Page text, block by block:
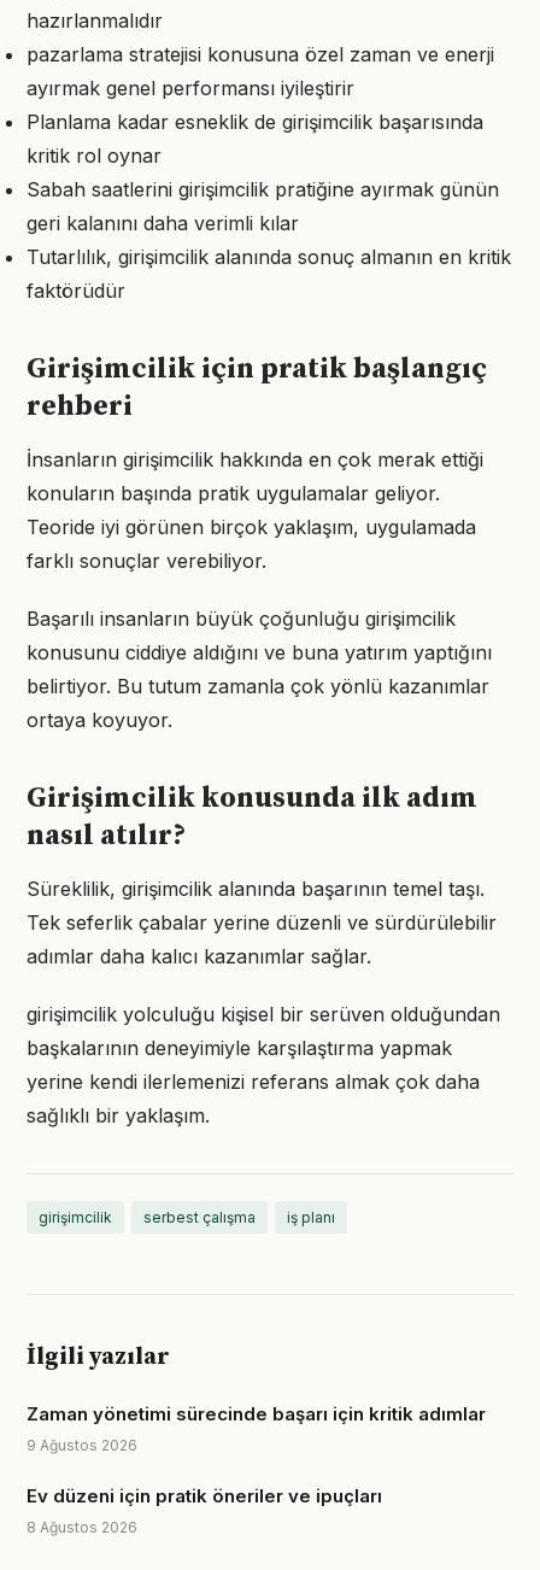
hazırlanmalıdır
pazarlama stratejisi konusuna özel zaman ve enerji
ayırmak genel performansı iyileştirir
Planlama kadar esneklik de girişimcilik başarısında
kritik rol oynar
Sabah saatlerini girişimcilik pratiğine ayırmak günün
geri kalanını daha verimli kılar
Tutarlılık, girişimcilik alanında sonuç almanın en kritik
faktörüdür
Girişimcilik için pratik başlangıç
rehberi
İnsanların girişimcilik hakkında en çok merak ettiği
konuların başında pratik uygulamalar geliyor.
Teoride iyi görünen birçok yaklaşım, uygulamada
farklı sonuçlar verebiliyor.
Başarılı insanların büyük çoğunluğu girişimcilik
konusunu ciddiye aldığını ve buna yatırım yaptığını
belirtiyor. Bu tutum zamanla çok yönlü kazanımlar
ortaya koyuyor.
Girişimcilik konusunda ilk adım
nasıl atılır?
Süreklilik, girişimcilik alanında başarının temel taşı.
Tek seferlik çabalar yerine düzenli ve sürdürülebilir
adımlar daha kalıcı kazanımlar sağlar.
girişimcilik yolculuğu kişisel bir serüven olduğundan
başkalarının deneyimiyle karşılaştırma yapmak
yerine kendi ilerlemenizi referans almak çok daha
sağlıklı bir yaklaşım.
girişimcilik serbest çalışma iş planı
İlgili yazılar
Zaman yönetimi sürecinde başarı için kritik adımlar
9 Ağustos 2026
Ev düzeni için pratik öneriler ve ipuçları
8 Ağustos 2026